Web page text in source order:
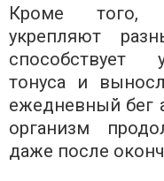
Кроме того,
укрепляют
способствует
тонуса и
ежедневный бег
организм
даже после